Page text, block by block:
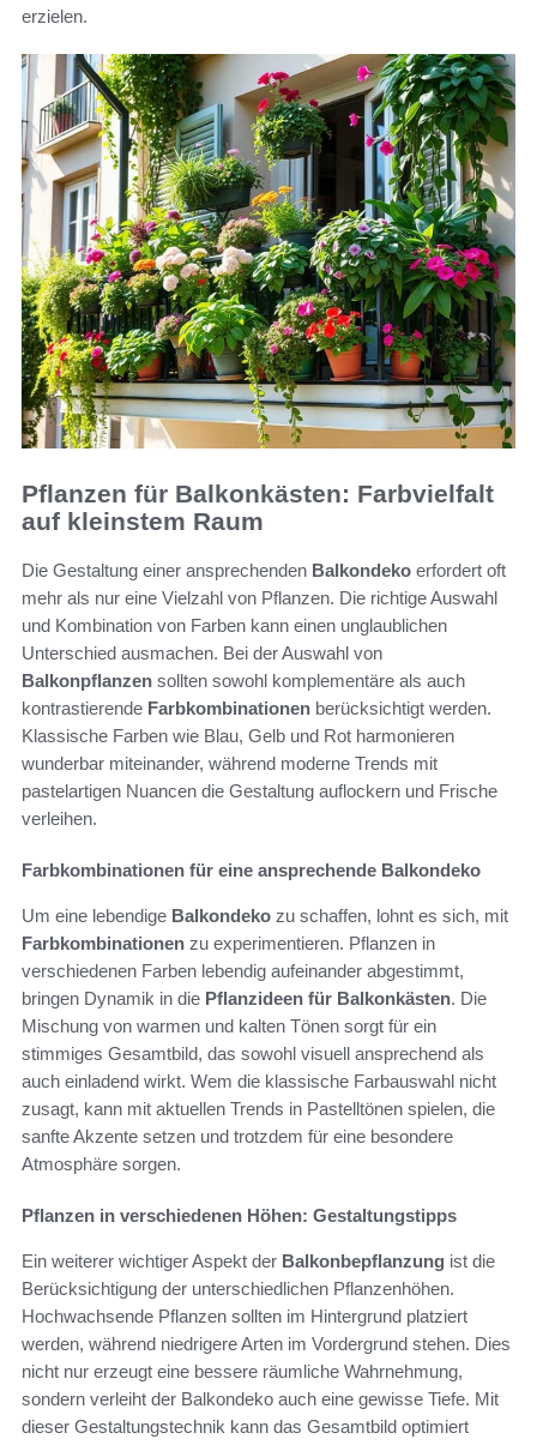
erzielen.
Pflanzen für Balkonkästen: Farbvielfalt
auf kleinstem Raum
Die Gestaltung einer ansprechenden Balkondeko erfordert oft
mehr als nur eine Vielzahl von Pflanzen. Die richtige Auswahl
und Kombination von Farben kann einen unglaublichen
Unterschied ausmachen. Bei der Auswahl von
Balkonpflanzen sollten sowohl komplementäre als auch
kontrastierende Farbkombinationen berücksichtigt werden.
Klassische Farben wie Blau, Gelb und Rot harmonieren
wunderbar miteinander, während moderne Trends mit
pastelartigen Nuancen die Gestaltung auflockern und Frische
verleihen.
Farbkombinationen für eine ansprechende Balkondeko
Um eine lebendige Balkondeko zu schaffen, lohnt es sich, mit
Farbkombinationen zu experimentieren. Pflanzen in
verschiedenen Farben lebendig aufeinander abgestimmt,
bringen Dynamik in die Pflanzideen für Balkonkästen. Die
Mischung von warmen und kalten Tönen sorgt für ein
stimmiges Gesamtbild, das sowohl visuell ansprechend als
auch einladend wirkt. Wem die klassische Farbauswahl nicht
zusagt, kann mit aktuellen Trends in Pastelltönen spielen, die
sanfte Akzente setzen und trotzdem für eine besondere
Atmosphäre sorgen.
Pflanzen in verschiedenen Höhen: Gestaltungstipps
Ein weiterer wichtiger Aspekt der Balkonbepflanzung ist die
Berücksichtigung der unterschiedlichen Pflanzenhöhen.
Hochwachsende Pflanzen sollten im Hintergrund platziert
werden, während niedrigere Arten im Vordergrund stehen. Dies
nicht nur erzeugt eine bessere räumliche Wahrnehmung,
sondern verleiht der Balkondeko auch eine gewisse Tiefe. Mit
dieser Gestaltungstechnik kann das Gesamtbild optimiert